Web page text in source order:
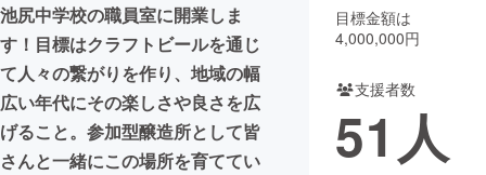
CAMPFIREふるさと納税
コミュニティ
池尻中学校の職員室に開業しま
す！目標はクラフトビールを通じ
て人々の繋がりを作り、地域の幅
広い年代にその楽しさや良さを広
げること。参加型醸造所として皆
さんと一緒にこの場所を育ててい
目標金額は
4,000,000円
支援者数
51 人